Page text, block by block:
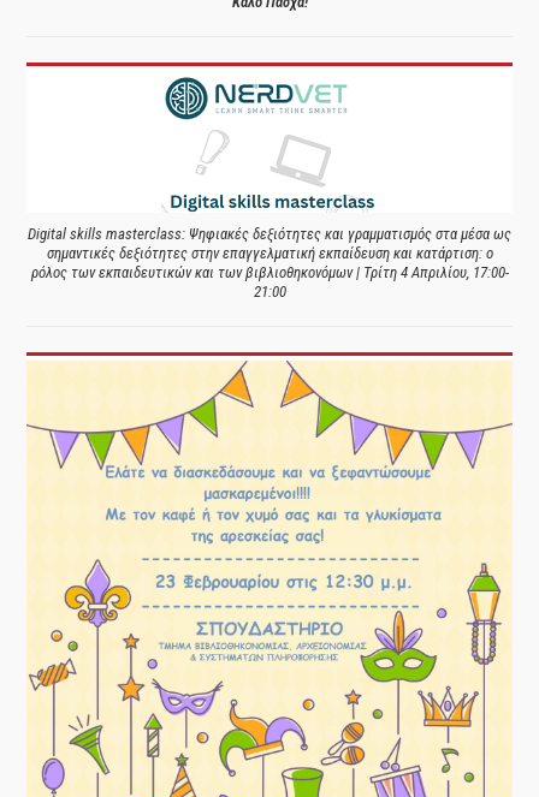
Digital skills masterclass: Ψηφιακές δεξιότητες και γραμματισμός στα μέσα ως
σημαντικές δεξιότητες στην επαγγελματική εκπαίδευση και κατάρτιση: ο
ρόλος των εκπαιδευτικών και των βιβλιοθηκονόμων | Τρίτη 4 Απριλίου, 17:00-
21:00